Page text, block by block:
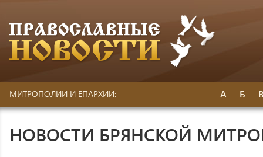
МИТРОПОЛИИ И ЕПАРХИИ: А Б
НОВОСТИ БРЯНСКОЙ